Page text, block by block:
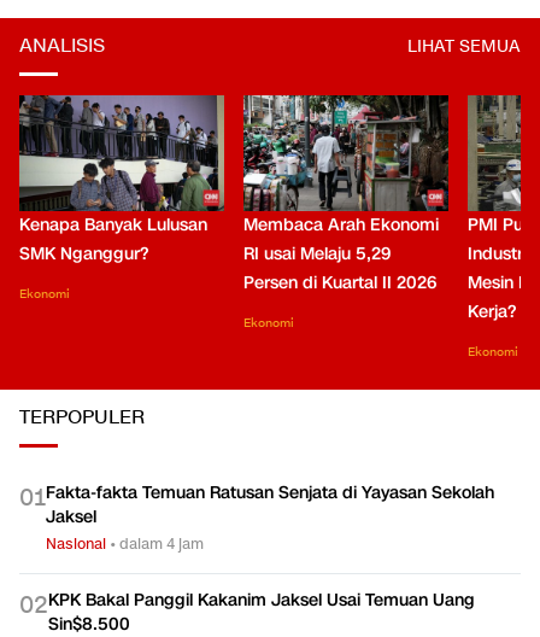
ANALISIS LIHAT SEMUA
Kenapa Banyak Lulusan
SMK Nganggur?
Ekonomi
Membaca Arah Ekonomi
RI usai Melaju 5,29
Persen di Kuartal II 2026
Ekonomi
PMI
Industri
Mesin
Kerja?
Ekonomi
TERPOPULER
01Fakta-fakta Temuan Ratusan Senjata di Yayasan Sekolah
Jaksel
Nasional •dalam 4 jam
02KPK Bakal Panggil Kakanim Jaksel Usai Temuan Uang
Sin$8.500